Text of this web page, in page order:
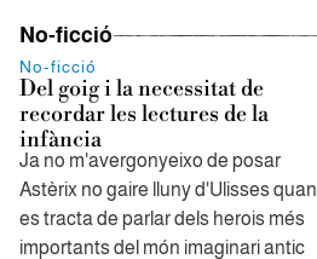
No-ficció
No-ficció
Del goig i la necessitat de
recordar les lectures de la
infància
Ja no m'avergonyeixo de posar
Astèrix no gaire lluny d'Ulisses quan
es tracta de parlar dels herois més
importants del món imaginari antic